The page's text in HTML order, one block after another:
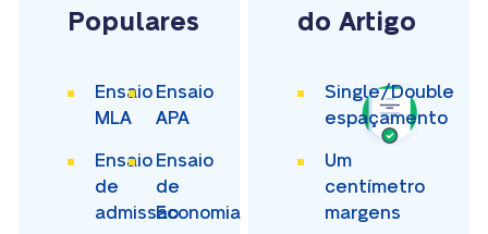
Populares
Ensaio
MLA
Ensaio
APA
Ensaio
de
admissão
Ensaio
de
Economia
do Artigo
Single/Double
espaçamento
Um
centímetro
margens